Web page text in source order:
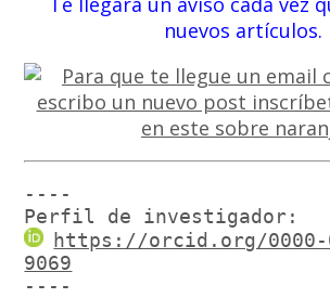
nuevos artículos.
----
Perfil de investigador:
https://orcid.org/0000-
9069
----